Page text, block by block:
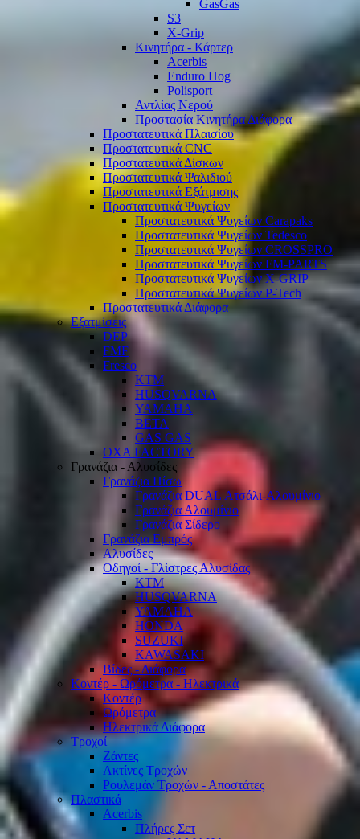
GasGas
S3
X-Grip
Κινητήρα - Κάρτερ
Acerbis
Enduro Hog
Polisport
Αντλίας Νερού
Προστασία Κινητήρα Διάφορα
Προστατευτικά Πλαισίου
Προστατευτικά CNC
Προστατευτικά Δίσκων
Προστατευτικά Ψαλιδιού
Προστατευτικά Εξάτμισης
Προστατευτικά Ψυγείων
Προστατευτικά Ψυγείων Carapaks
Προστατευτικά Ψυγείων Tedesco
Προστατευτικά Ψυγείων CROSSPRO
Προστατευτικά Ψυγείων FM-PARTS
Προστατευτικά Ψυγείων X-GRIP
Προστατευτικά Ψυγείων P-Tech
Προστατευτικά Διάφορα
Εξατμίσεις
DEP
FMF
Fresco
KTM
HUSQVARNA
YAMAHA
BETA
GAS GAS
OXA FACTORY
Γρανάζια - Αλυσίδες
Γρανάζια Πίσω
Γρανάζια DUAL Ατσάλι-Αλουμίνιο
Γρανάζια Αλουμίνιο
Γρανάζια Σίδερο
Γρανάζια Εμπρός
Αλυσίδες
Οδηγοί - Γλίστρες Αλυσίδας
KTM
HUSQVARNA
YAMAHA
HONDA
SUZUKI
KAWASAKI
Βίδες - Διάφορα
Κοντέρ - Ωρόμετρα - Ηλεκτρικά
Κοντέρ
Ωρόμετρα
Ηλεκτρικά Διάφορα
Τροχοί
Ζάντες
Ακτίνες Τροχών
Ρουλεμάν Τροχών - Αποστάτες
Πλαστικά
Acerbis
Πλήρες Σετ